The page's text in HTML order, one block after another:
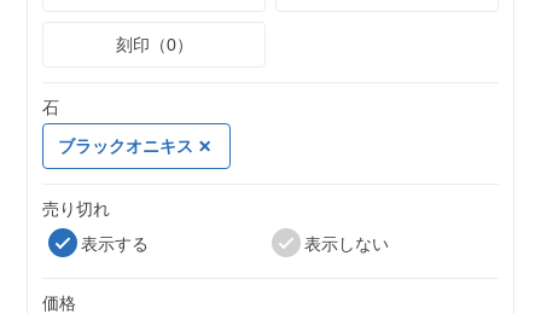
刻印（0）
石
ブラックオニキス
売り切れ
表示する
表示しない
価格